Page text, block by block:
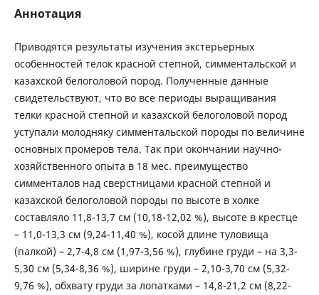
Аннотация
Приводятся результаты изучения экстерьерных
особенностей телок красной степной, симментальской и
казахской белоголовой пород. Полученные данные
свидетельствуют, что во все периоды выращивания
телки красной степной и казахской белоголовой пород
уступали молодняку симментальской породы по величине
основных промеров тела. Так при окончании научно-
хозяйственного опыта в 18 мес. преимущество
симменталов над сверстницами красной степной и
казахской белоголовой породы по высоте в холке
составляло 11,8-13,7 см (10,18-12,02 %), высоте в крестце
– 11,0-13,3 см (9,24-11,40 %), косой длине туловища
(палкой) – 2,7-4,8 см (1,97-3,56 %), глубине груди – на 3,3-
5,30 см (5,34-8,36 %), ширине груди – 2,10-3,70 см (5,32-
9,76 %), обхвату груди за лопатками – 14,8-21,2 см (8,22-